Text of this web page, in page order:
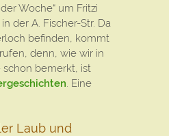
Woche“ um Fritzi
der A. Fischer-Str. Da
befinden, kommt
denn, wie wir in
bemerkt, ist
. Eine
Laub und